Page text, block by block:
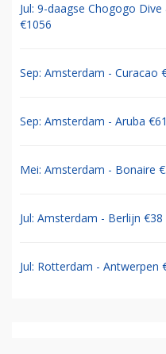
Jul: 9-daagse Chogogo
€1056
Sep: Amsterdam - Curacao
Sep: Amsterdam - Aruba
Mei: Amsterdam - Bonaire
Jul: Amsterdam - Berlijn €38
Jul: Rotterdam - Antwerpen